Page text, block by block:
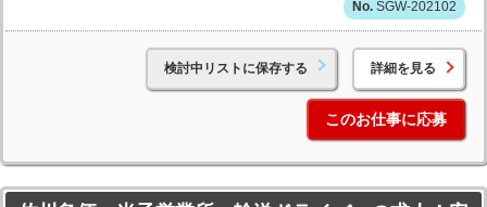
SGW-202102
検討中リストに保存する 詳細を見る
このお仕事に応募